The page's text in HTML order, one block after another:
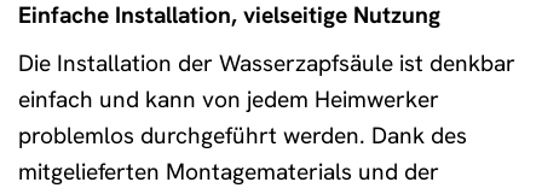
Einfache Installation, vielseitige Nutzung
Die Installation der Wasserzapfsäule ist denkbar
einfach und kann von jedem Heimwerker
problemlos durchgeführt werden. Dank des
mitgelieferten Montagematerials und der